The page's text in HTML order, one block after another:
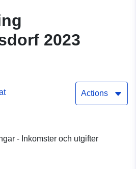
2023
Actions
- Inkomster och utgifter